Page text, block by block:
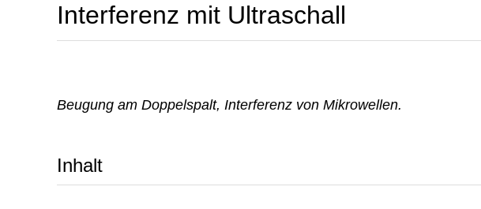
Interferenz mit Ultraschall
Beugung am Doppelspalt, Interferenz von Mikrowellen.
Inhalt